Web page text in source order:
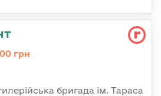
грн
бригада ім. Тараса